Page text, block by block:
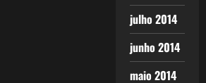
julho 2014
junho 2014
maio 2014